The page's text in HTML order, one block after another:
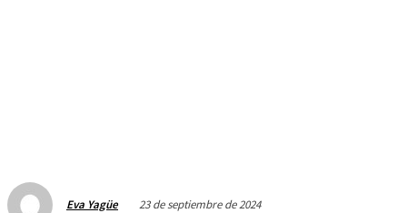
Eva Yagüe 23 de septiembre de 2024